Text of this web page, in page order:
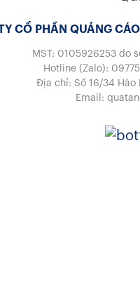
CỔ PHẦN QUẢNG
MST: 0105926253 do
Hotline (Zalo):
Địa chỉ: Số 16/34 Hào
Email: